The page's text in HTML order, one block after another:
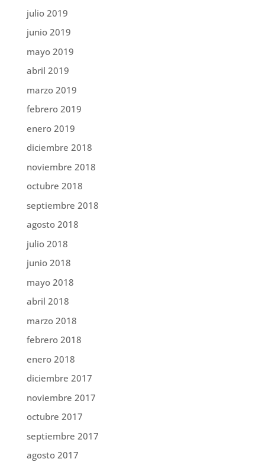
julio 2019
junio 2019
mayo 2019
abril 2019
marzo 2019
febrero 2019
enero 2019
diciembre 2018
noviembre 2018
octubre 2018
septiembre 2018
agosto 2018
julio 2018
junio 2018
mayo 2018
abril 2018
marzo 2018
febrero 2018
enero 2018
diciembre 2017
noviembre 2017
octubre 2017
septiembre 2017
agosto 2017